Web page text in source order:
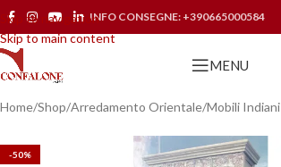
Skip to navigation
Skip to main content
INFO CONSEGNE: +390665000584
MENU
Home/Shop/Arredamento Orientale/Mobili Indiani
-50%